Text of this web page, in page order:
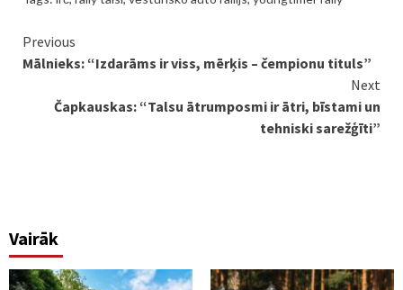
Continue
Reading
Previous
Mālnieks: “Izdarāms ir viss, mērķis – čempionu tituls”
Next
Čapkauskas: “Talsu ātrumposmi ir ātri, bīstami un
tehniski sarežģīti”
Vairāk